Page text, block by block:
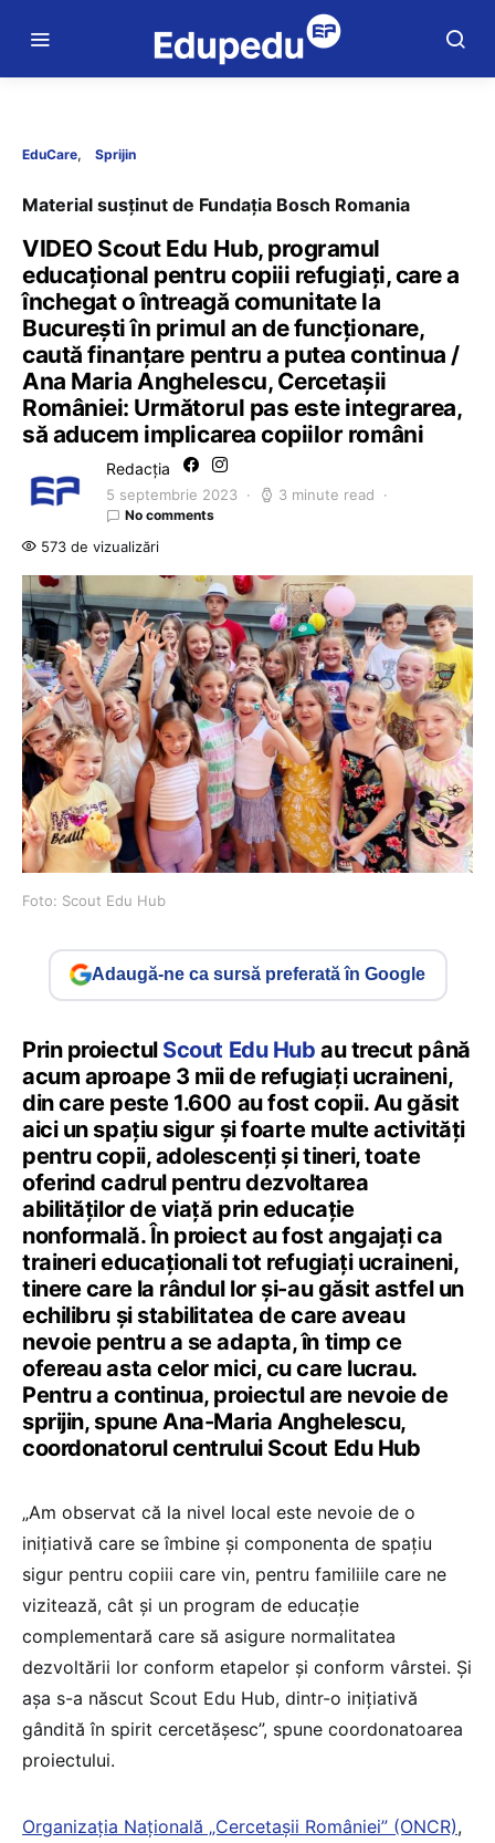
EduCare Sprijin
Material susținut de Fundația Bosch Romania
VIDEO Scout Edu Hub, programul
educațional pentru copiii refugiați, care a
închegat o întreagă comunitate la
București în primul an de funcționare,
caută finanțare pentru a putea continua /
Ana Maria Anghelescu, Cercetașii
României: Următorul pas este integrarea,
să aducem implicarea copiilor români
Redacția
5 septembrie 2023 3 minute read
No comments
573 de vizualizări
Foto: Scout Edu Hub
Adaugă-ne ca sursă preferată în Google
Prin proiectul Scout Edu Hub au trecut până
acum aproape 3 mii de refugiați ucraineni,
din care peste 1.600 au fost copii. Au găsit
aici un spațiu sigur și foarte multe activități
pentru copii, adolescenți şi tineri, toate
oferind cadrul pentru dezvoltarea
abilităților de viață prin educație
nonformală. În proiect au fost angajați ca
traineri educaționali tot refugiați ucraineni,
tinere care la rândul lor și-au găsit astfel un
echilibru și stabilitatea de care aveau
nevoie pentru a se adapta, în timp ce
ofereau asta celor mici, cu care lucrau.
Pentru a continua, proiectul are nevoie de
sprijin, spune Ana-Maria Anghelescu,
coordonatorul centrului Scout Edu Hub
„Am observat că la nivel local este nevoie de o
inițiativă care se îmbine și componenta de spațiu
sigur pentru copiii care vin, pentru familiile care ne
vizitează, cât și un program de educație
complementară care să asigure normalitatea
dezvoltării lor conform etapelor și conform vârstei. Și
așa s-a născut Scout Edu Hub, dintr-o inițiativă
gândită în spirit cercetășesc”, spune coordonatoarea
proiectului.
Organizaţia Naţională „Cercetaşii României” (ONCR),